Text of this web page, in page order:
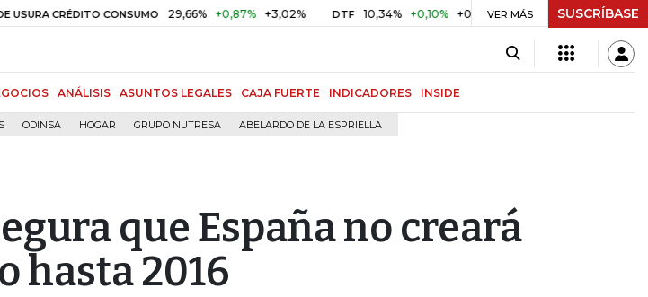
CONSUMO 29,66% +0,87% +3,02% DTF 10,34% +0,10% +0,98% UVR $ 416,96 +$ 0,05 +0,01%
VER MÁS SUSCRÍBASE
ANÁLISIS ASUNTOS LEGALES CAJA FUERTE INDICADORES INSIDE
ODINSA HOGAR GRUPO NUTRESA ABELARDO DE LA ESPRIELLA
que España no creará
hasta 2016